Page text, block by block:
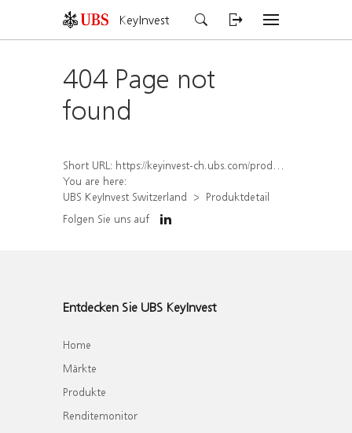
KeyInvest
404 Page not
found
Short URL: https://keyinvest-ch.ubs.com/produkt/detail/index/isin/CH1582446915
You are here:
UBS KeyInvest Switzerland
Produktdetail
Folgen Sie uns auf
Entdecken Sie UBS KeyInvest
Home
Märkte
Produkte
Renditemonitor